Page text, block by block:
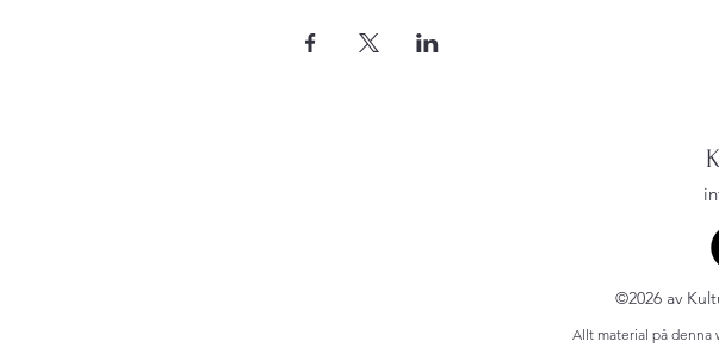
©2026 av
Allt material på denna